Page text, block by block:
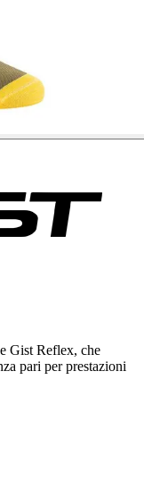
Gist Reflex, che
pari per prestazioni